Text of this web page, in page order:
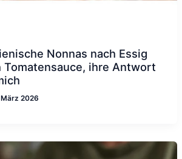
Nonnas nach Essig
Tomatensauce, ihre Antwort
März 2026